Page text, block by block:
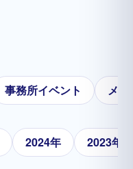
事務所イベント メ
2024年 2023年